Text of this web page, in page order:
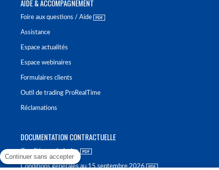
AIDE & ACCOMPAGNEMENT
Foire aux questions / Aide
Assistance
Espace actualités
Espace webinaires
Formulaires clients
Outil de trading ProRealTime
Réclamations
DOCUMENTATION CONTRACTUELLE
Conditions générales
Conditions générales au 15 septembre 2026
Continuer sans accepter